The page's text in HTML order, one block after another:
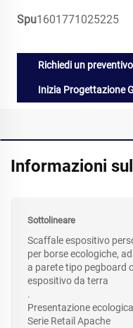
Spu1601771025225
Richiedi un preventivo
Inizia Progettazione
Informazioni
Sottolineare
Scaffale espositivo
per borse ecologiche,
a parete tipo pegboard
espositivo da terra
.
Presentazione
Serie Retail Apache